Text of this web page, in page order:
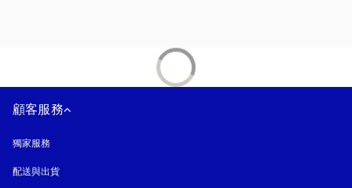
顧客服務
獨家服務
配送與出貨